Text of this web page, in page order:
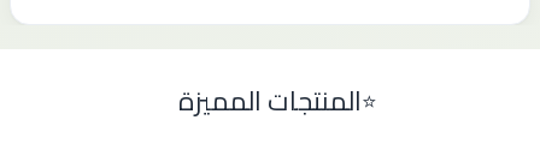
المنتجات المميزة